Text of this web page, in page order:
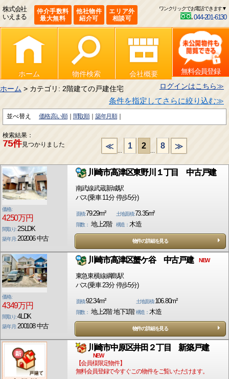
株式会社
いえまる
仲介手数料
最大無料
他社物件
紹介可
エリア外
相談可
ワンクリックでお電話できます▼
044-201-6130
ホーム 物件検索 会社概要
無料会員登録
ログインはこちら≫
ホーム > カテゴリ: 2階建ての戸建住宅
条件を指定してさらに絞り込む≫
並べ替え 価格:高い順 間取順 築年月順
検索結果：
75件見つかりました ≪ ...
1 2
...
8 ≫
価格:
4250万円
間取り:2SLDK
築年月:202006 中古
川崎市高津区東野川１丁目 中古戸建
南武線武蔵新城駅
バス(乗車 11分 停歩5分)
面積:79.29m² 土地面積:73.35m²
階数： 地上2階 構造： 木造
物件の詳細を見る
価格:
4349万円
間取り:4LDK
築年月:200108 中古
川崎市高津区蟹ケ谷 中古戸建 NEW
東急東横線綱島駅
バス(乗車 23分 停歩5分)
面積:92.34m² 土地面積:106.80m²
階数： 地上2階 地下1階 構造： 木造
物件の詳細を見る
川崎市中原区井田２丁目 新築戸建
NEW
【会員様限定物件】
無料会員登録で今すぐこの物件をご覧いただけます。